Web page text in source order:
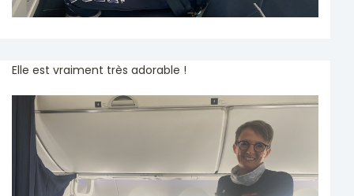
Elle est vraiment très adorable !